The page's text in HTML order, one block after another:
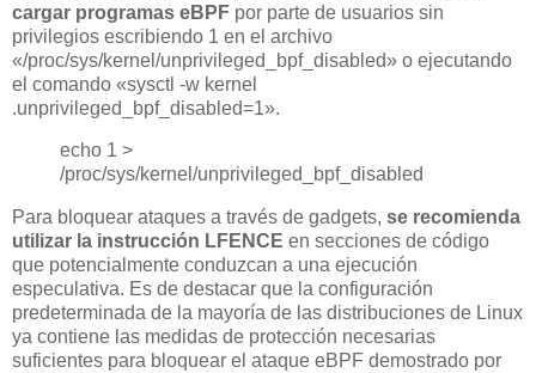
cargar programas eBPF por parte de usuarios sin
privilegios escribiendo 1 en el archivo
«/proc/sys/kernel/unprivileged_bpf_disabled» o ejecutando
el comando «sysctl -w kernel
.unprivileged_bpf_disabled=1».
echo 1 >
/proc/sys/kernel/unprivileged_bpf_disabled
Para bloquear ataques a través de gadgets, se recomienda
utilizar la instrucción LFENCE en secciones de código
que potencialmente conduzcan a una ejecución
especulativa. Es de destacar que la configuración
predeterminada de la mayoría de las distribuciones de Linux
ya contiene las medidas de protección necesarias
suficientes para bloquear el ataque eBPF demostrado por